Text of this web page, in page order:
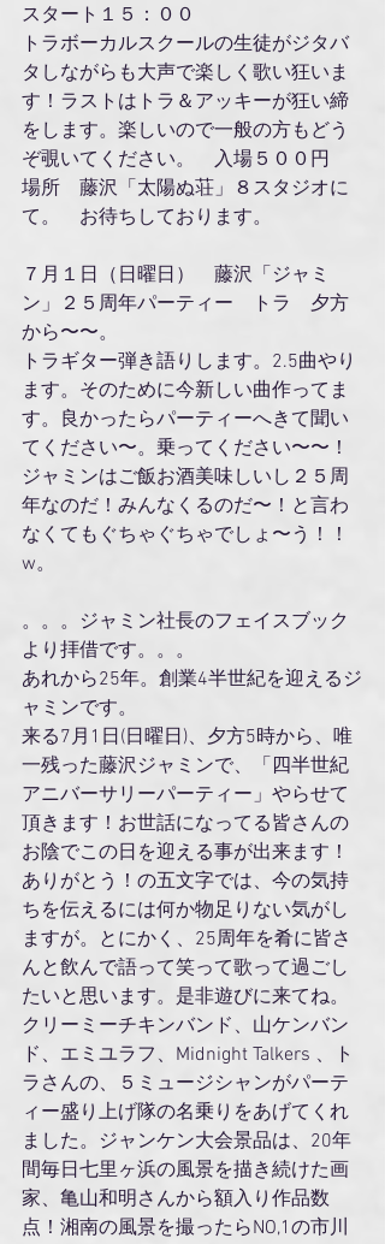
スタート１５：００
トラボーカルスクールの生徒がジタバ
タしながらも大声で楽しく歌い狂いま
す！ラストはトラ＆アッキーが狂い締
をします。楽しいので一般の方もどう
ぞ覗いてください。　入場５００円
場所　藤沢「太陽ぬ荘」８スタジオに
て。　お待ちしております。
７月１日（日曜日）　藤沢「ジャミ
ン」２５周年パーティー　トラ　夕方
から〜〜。
トラギター弾き語りします。2.5曲やり
ます。そのために今新しい曲作ってま
す。良かったらパーティーへきて聞い
てください〜。乗ってください〜〜！
ジャミンはご飯お酒美味しいし２５周
年なのだ！みんなくるのだ〜！と言わ
なくてもぐちゃぐちゃでしょ〜う！！
w。
。。。ジャミン社長のフェイスブック
より拝借です。。。
あれから25年。創業4半世紀を迎えるジ
ャミンです。
来る7月1日(日曜日)、夕方5時から、唯
一残った藤沢ジャミンで、「四半世紀
アニバーサリーパーティー」やらせて
頂きます！お世話になってる皆さんの
お陰でこの日を迎える事が出来ます！
ありがとう！の五文字では、今の気持
ちを伝えるには何か物足りない気がし
ますが。とにかく、25周年を肴に皆さ
んと飲んで語って笑って歌って過ごし
たいと思います。是非遊びに来てね。
クリーミーチキンバンド、山ケンバン
ド、エミユラフ、Midnight Talkers 、ト
ラさんの、５ミュージシャンがパーテ
ィー盛り上げ隊の名乗りをあげてくれ
ました。ジャンケン大会景品は、20年
間毎日七里ヶ浜の風景を描き続けた画
家、亀山和明さんから額入り作品数
点！湘南の風景を撮ったらNO,1の市川